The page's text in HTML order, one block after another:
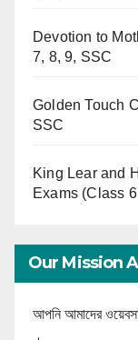
Devotion to
7, 8, 9, SSC
Golden Touch
SSC
King Lear and
Exams (Class
Our Mission
আপনি আমাদের